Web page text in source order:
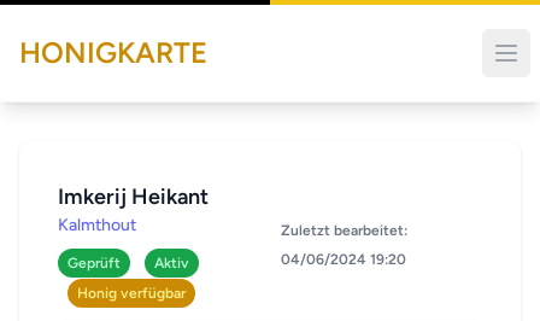
HONIGKARTE
Imkerij Heikant
Kalmthout
Geprüft
Aktiv
Honig verfügbar
Zuletzt bearbeitet:
04/06/2024 19:20